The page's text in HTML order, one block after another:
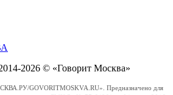
2026 © «Говорит Москва»
GOVORITMOSKVA.RU». Предназначено для